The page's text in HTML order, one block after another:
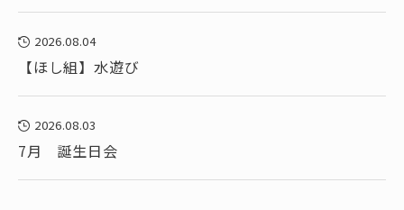
2026.08.04
【ほし組】水遊び
2026.08.03
7月 誕生日会